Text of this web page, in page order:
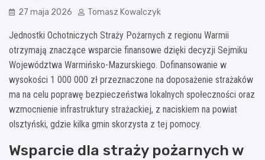
27 maja 2026 Tomasz Kowalczyk
Jednostki Ochotniczych Straży Pożarnych z regionu Warmii
otrzymają znaczące wsparcie finansowe dzięki decyzji Sejmiku
Województwa Warmińsko-Mazurskiego. Dofinansowanie w
wysokości 1 000 000 zł przeznaczone na doposażenie strażaków
ma na celu poprawę bezpieczeństwa lokalnych społeczności oraz
wzmocnienie infrastruktury strażackiej, z naciskiem na powiat
olsztyński, gdzie kilka gmin skorzysta z tej pomocy.
Wsparcie dla straży pożarnych w